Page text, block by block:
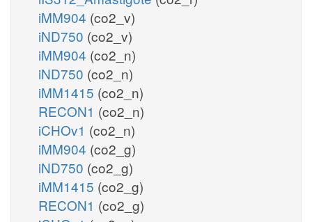
iMM904 (co2_v)
iND750 (co2_v)
iMM904 (co2_n)
iND750 (co2_n)
iMM1415 (co2_n)
RECON1 (co2_n)
iCHOv1 (co2_n)
iMM904 (co2_g)
iND750 (co2_g)
iMM1415 (co2_g)
RECON1 (co2_g)